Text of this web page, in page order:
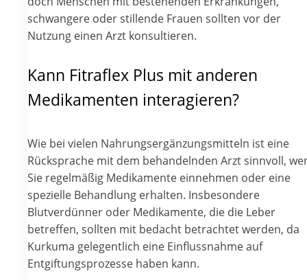
schwangere oder stillende Frauen sollten vor der
Nutzung einen Arzt konsultieren.
Kann Fitraflex Plus mit anderen
Medikamenten interagieren?
Wie bei vielen Nahrungsergänzungsmitteln ist eine
Rücksprache mit dem behandelnden Arzt sinnvoll,
Sie regelmäßig Medikamente einnehmen oder eine
spezielle Behandlung erhalten. Insbesondere
Blutverdünner oder Medikamente, die die Leber
betreffen, sollten mit bedacht betrachtet werden, da
Kurkuma gelegentlich eine Einflussnahme auf
Entgiftungsprozesse haben kann.